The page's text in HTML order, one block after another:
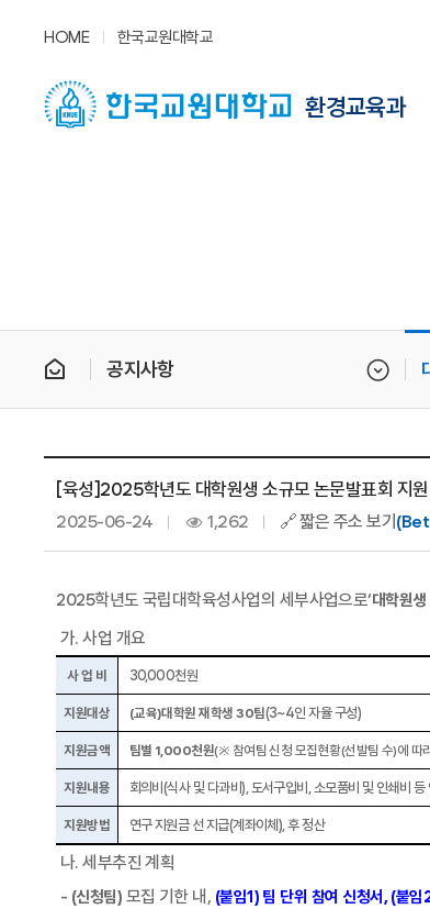
HOME 한국교원대학교
환경교육과
공지사항
[육성]2025학년도 대학원생 소규모 논문발표회 지
2025-06-24 1,262 🔗 짧은 주소 보기
2025학년도 국립대학육성사업의 세부사업으로‘대학원
가.사업 개요
사 업 비 30,000천원
지원대상 (교육)대학원 재학생30팀(3~4인 자율 구성)
지원금액 팀별 1,000천원(※ 참여팀 신청 모집현황(선발팀 수)에 따
지원내용 회의비 (식사 및 다과비),도서구입비 ,소모품비 및 인쇄비 등
지원방법 연구 지원금 선 지급(계좌이체 ),후 정산
나.세부추진 계획
- (신청팀) 모집 기한 내, (붙임1) 팀 단위 참여 신청서, (붙임